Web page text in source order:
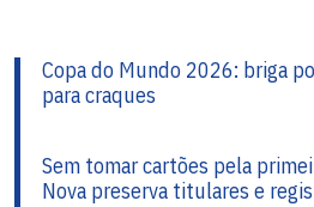
Copa do Mundo 2026: briga
para craques
Sem tomar cartões pela
Nova preserva titulares e